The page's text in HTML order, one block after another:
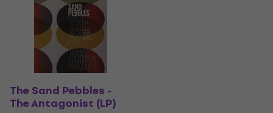
The Sand Pebbles -
The Antagonist (LP)